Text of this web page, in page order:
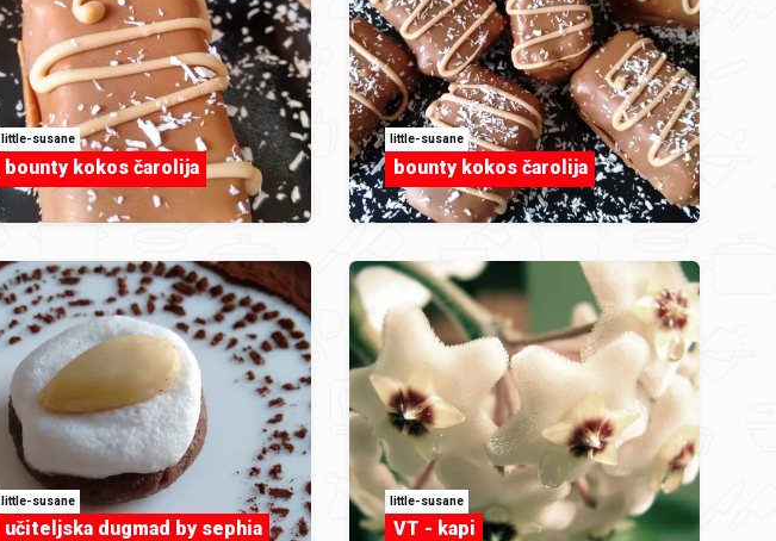
little-susane
bounty kokos čarolija
little-susane
bounty kokos čarolija
little-susane
učiteljska dugmad by sephia
little-susane
VT - kapi